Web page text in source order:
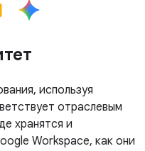
используя
отраслевым
хранятся и
Workspace, как они